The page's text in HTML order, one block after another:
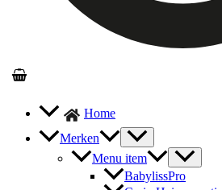
Home
Merken
Menu item
BabylissPro